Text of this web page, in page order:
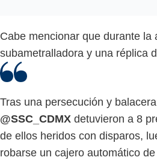
Cabe mencionar que durante la
subametralladora y una réplica
Tras una persecución y
@SSC_CDMX detuvieron a 8
de ellos heridos con disparos,
robarse un cajero automático